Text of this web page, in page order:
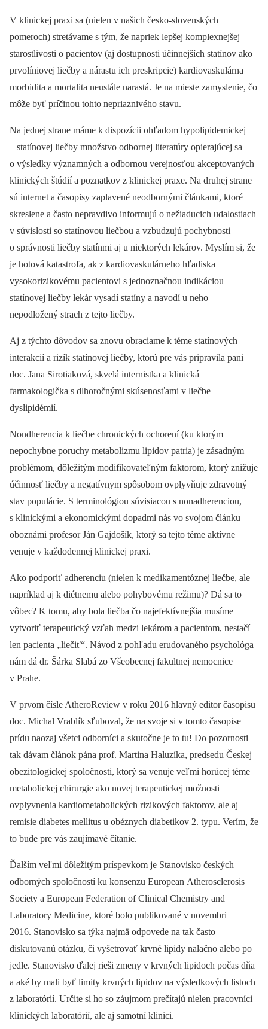
V klinickej praxi sa (nielen v našich česko-slovenských
pomeroch) stretávame s tým, že napriek lepšej komplexnejšej
starostlivosti o pacientov (aj dostupnosti účinnejších statínov ako
prvolíniovej liečby a nárastu ich preskripcie) kardiovaskulárna
morbidita a mortalita neustále narastá. Je na mieste zamyslenie, čo
môže byť príčinou tohto nepriaznivého stavu.
Na jednej strane máme k dispozícii ohľadom hypolipidemickej
–⁠ statínovej liečby množstvo odbornej literatúry opierajúcej sa
o výsledky významných a odbornou verejnosťou akceptovaných
klinických štúdií a poznatkov z klinickej praxe. Na druhej strane
sú internet a časopisy zaplavené neodbornými článkami, ktoré
skreslene a často nepravdivo informujú o nežiaducich udalostiach
v súvislosti so statínovou liečbou a vzbudzujú pochybnosti
o správnosti liečby statínmi aj u niektorých lekárov. Myslím si, že
je hotová katastrofa, ak z kardiovaskulárneho hľadiska
vysokorizikovému pacientovi s jednoznačnou indikáciou
statínovej liečby lekár vysadí statíny a navodí u neho
nepodložený strach z tejto liečby.
Aj z týchto dôvodov sa znovu obraciame k téme statínových
interakcií a rizík statínovej liečby, ktorú pre vás pripravila pani
doc. Jana Sirotiaková, skvelá internistka a klinická
farmakologička s dlhoročnými skúsenosťami v liečbe
dyslipidémií.
Nondherencia k liečbe chronických ochorení (ku ktorým
nepochybne poruchy metabolizmu lipidov patria) je zásadným
problémom, dôležitým modifikovateľným faktorom, ktorý znižuje
účinnosť liečby a negatívnym spôsobom ovplyvňuje zdravotný
stav populácie. S terminológiou súvisiacou s nonadherenciou,
s klinickými a ekonomickými dopadmi nás vo svojom článku
oboznámi profesor Ján Gajdošík, ktorý sa tejto téme aktívne
venuje v každodennej klinickej praxi.
Ako podporiť adherenciu (nielen k medikamentóznej liečbe, ale
napríklad aj k diétnemu alebo pohybovému režimu)? Dá sa to
vôbec? K tomu, aby bola liečba čo najefektívnejšia musíme
vytvoriť terapeutický vzťah medzi lekárom a pacientom, nestačí
len pacienta „liečiť“. Návod z pohľadu erudovaného psychológa
nám dá dr. Šárka Slabá zo Všeobecnej fakultnej nemocnice
v Prahe.
V prvom čísle AtheroReview v roku 2016 hlavný editor časopisu
doc. Michal Vrablík sľuboval, že na svoje si v tomto časopise
prídu naozaj všetci odborníci a skutočne je to tu! Do pozornosti
tak dávam článok pána prof. Martina Haluzíka, predsedu Českej
obezitologickej spoločnosti, ktorý sa venuje veľmi horúcej téme
metabolickej chirurgie ako novej terapeutickej možnosti
ovplyvnenia kardiometabolických rizikových faktorov, ale aj
remisie diabetes mellitus u obéznych diabetikov 2. typu. Verím, že
to bude pre vás zaujímavé čítanie.
Ďalším veľmi dôležitým príspevkom je Stanovisko českých
odborných spoločností ku konsenzu European Atherosclerosis
Society a European Federation of Clinical Chemistry and
Laboratory Medicine, ktoré bolo publikované v novembri
2016. Stanovisko sa týka najmä odpovede na tak často
diskutovanú otázku, či vyšetrovať krvné lipidy nalačno alebo po
jedle. Stanovisko ďalej rieši zmeny v krvných lipidoch počas dňa
a aké by mali byť limity krvných lipidov na výsledkových listoch
z laboratórií. Určite si ho so záujmom prečítajú nielen pracovníci
klinických laboratórií, ale aj samotní klinici.